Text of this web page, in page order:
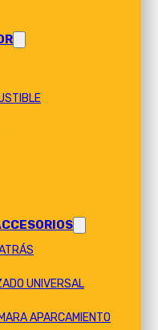
UNIVERSAL
APARCAMIENTO